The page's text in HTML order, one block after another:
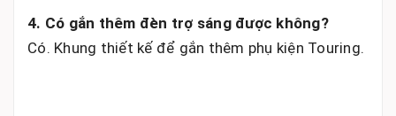
4. Có gắn thêm đèn trợ sáng được không?
Có. Khung thiết kế để gắn thêm phụ kiện Touring.